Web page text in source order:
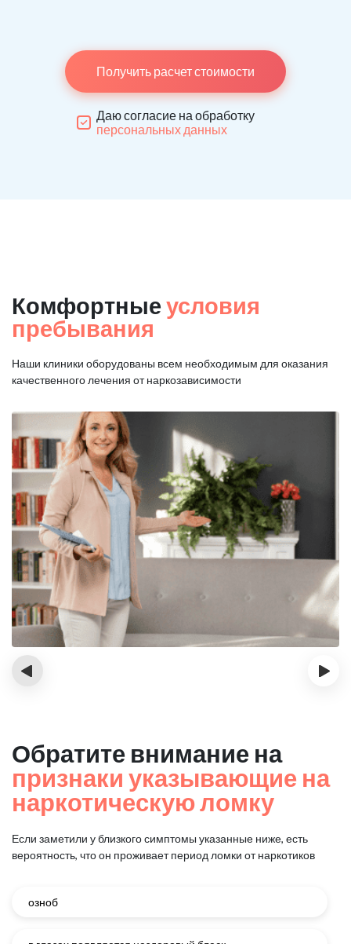
Получить расчет стоимости
Даю согласие на обработку
персональных данных
Комфортные условия
пребывания
Наши клиники оборудованы всем необходимым для оказания
качественного лечения от наркозависимости
‹ ›
Обратите внимание на
признаки указывающие на
наркотическую ломку
Если заметили у близкого симптомы указанные ниже, есть
вероятность, что он проживает период ломки от наркотиков
озноб